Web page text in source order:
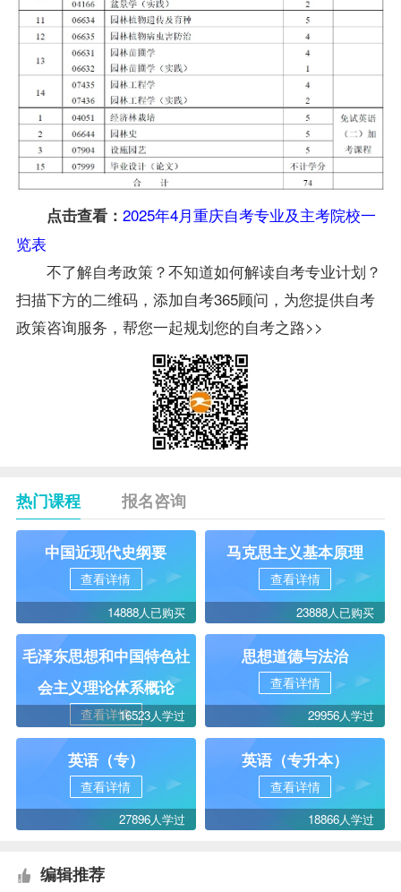
点击查看： 2025年4月重庆自考专业及主考院校一
览表
不了解自考政策？不知道如何解读自考专业计划？
扫描下方的二维码，添加自考365顾问，为您提供自考
政策咨询服务，帮您一起规划您的自考之路>>
热门课程 报名咨询
中国近现代史纲要
查看详情
14888人已购买
马克思主义基本原理
查看详情
23888人已购买
毛泽东思想和中国特色社
会主义理论体系概论
查看详情16523人学过
思想道德与法治
查看详情
29956人学过
英语（专）
查看详情
27896人学过
英语（专升本）
查看详情
18866人学过
编辑推荐